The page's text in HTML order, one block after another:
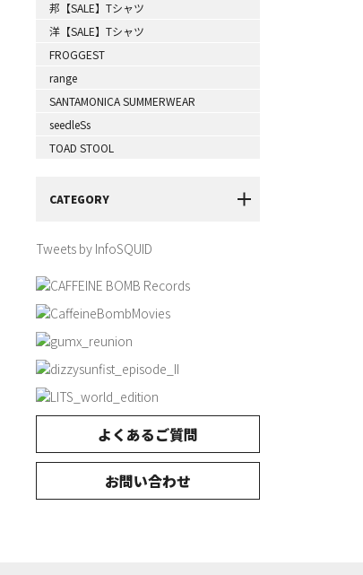
邦【SALE】Tシャツ
洋【SALE】Tシャツ
FROGGEST
range
SANTAMONICA SUMMERWEAR
seedleSs
TOAD STOOL
CATEGORY
Tweets by InfoSQUID
よくあるご質問
お問い合わせ